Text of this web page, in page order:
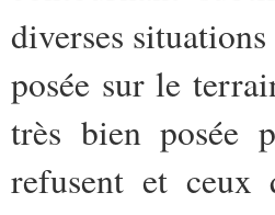
diverses
posée sur le
très bien posée
refusent et ceux